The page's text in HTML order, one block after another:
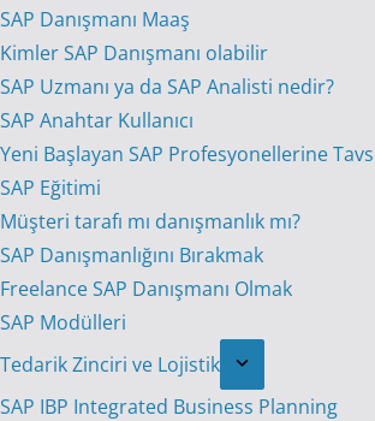
SAP Danışmanı Maaş
Kimler SAP Danışmanı olabilir
SAP Uzmanı ya da SAP Analisti nedir?
SAP Anahtar Kullanıcı
Yeni Başlayan SAP Profesyonellerine
SAP Eğitimi
Müşteri tarafı mı danışmanlık mı?
SAP Danışmanlığını Bırakmak
Freelance SAP Danışmanı Olmak
SAP Modülleri
Tedarik Zinciri ve Lojistik
SAP IBP Integrated Business Planning